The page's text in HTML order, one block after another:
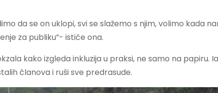
da se on uklopi, svi se slažemo s njim, volimo kada
za publiku”- ističe ona.
kako izgleda inkluzija u praksi, ne samo na papiru.
članova i ruši sve predrasude.